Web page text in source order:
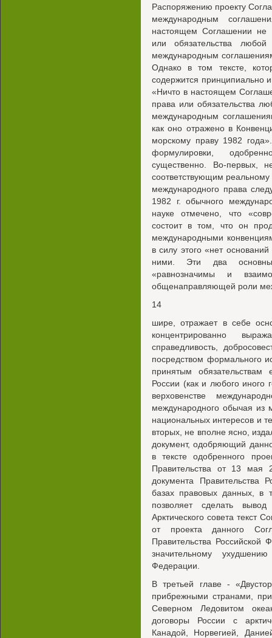
Распоряжению проекту
международным
настоящем Соглашении не
или обязательства
международным
Однако в том тексте,
содержится принципиально
«Ничто в настоящем
права или обязательства
международным
как оно отражено в
морскому праву 1982
формулировки,
существенно. Во-первых,
соответствующим
международного права
1982 г. обычного
науке отмечено, что
состоит в том, что он
международными
в силу этого «нет
ними. Эти два
«равнозначимы и
общенаправляющей роли
14
шире, отражает в себе
концентрированно
справедливость,
посредством формального
принятым
России (как и любого иного
верховенстве
международного обычая из
национальных интересов и
вторых, не вполне ясно,
документ, одобряющий
в тексте одобренного
Правительства от 13 мая
документа Правительства
базах правовых данных, в
позволяет сделать
Арктического совета текст
от проекта данного
Правительства
значительному
Федерации.
В третьей главе -
прибрежными странами,
Северном Ледовитом
договоры России с
Канадой, Норвегией,